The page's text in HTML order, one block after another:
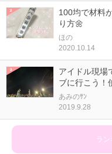
100均で材料
り方🌼
ほの
2020.10.14
アイドル現場
ブに行こう！
あみのｻﾝ
2019.9.28
ラ